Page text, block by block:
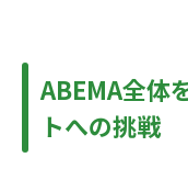
ABEMA全体
トへの挑戦